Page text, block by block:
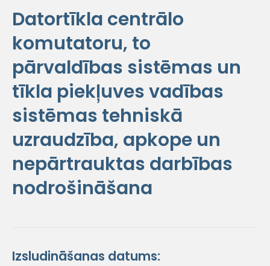
Datortīkla centrālo
komutatoru, to
pārvaldības sistēmas un
tīkla piekļuves vadības
sistēmas tehniskā
uzraudzība, apkope un
nepārtrauktas darbības
nodrošināšana
Izsludināšanas datums: